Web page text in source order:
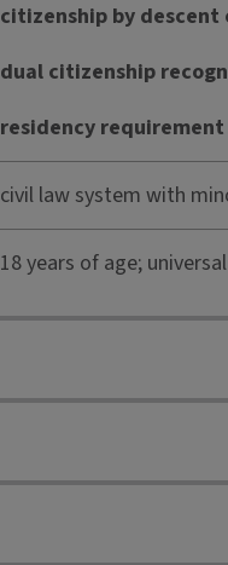
citizenship by descent
dual citizenship
residency
civil law system with
18 years of age; universal